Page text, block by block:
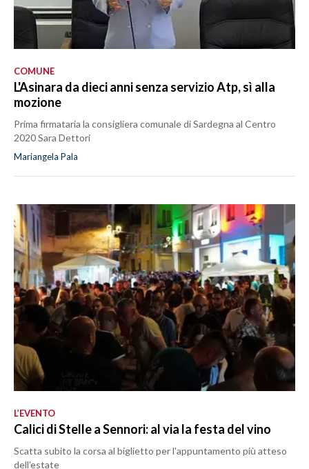
COMUNE
L'Asinara da dieci anni senza servizio Atp, sì alla
mozione
Prima firmataria la consigliera comunale di Sardegna al Centro
2020 Sara Dettori
Mariangela Pala
L’EVENTO
Calici di Stelle a Sennori: al via la festa del vino
Scatta subito la corsa al biglietto per l'appuntamento più atteso
dell’estate